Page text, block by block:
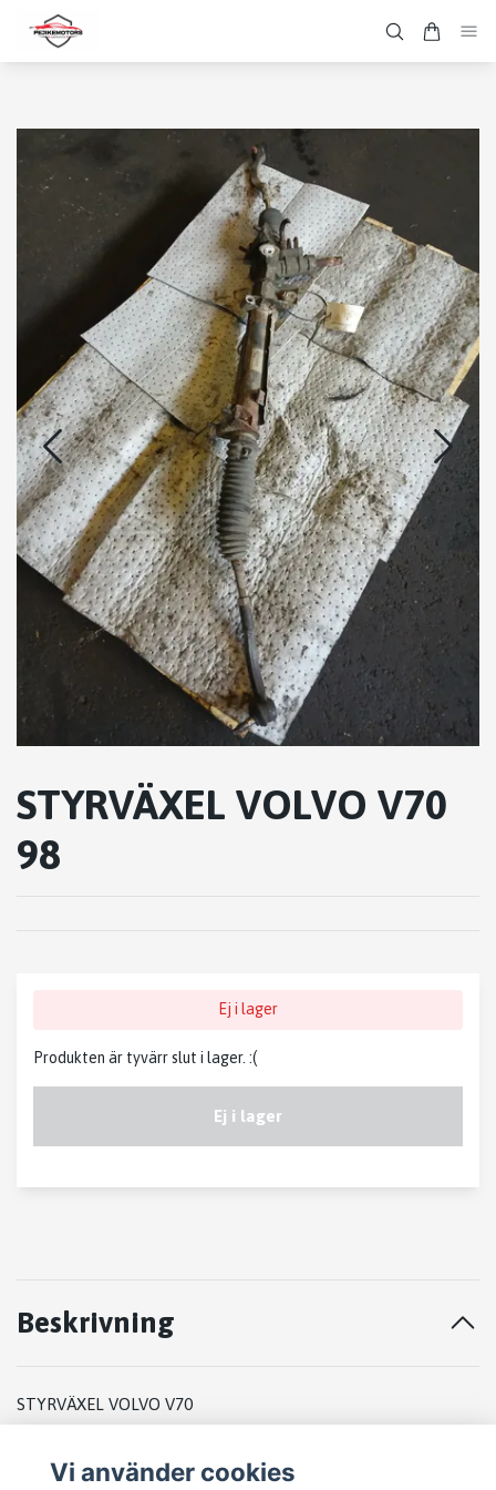
STYRVÄXEL VOLVO V70
98
Ej i lager
Produkten är tyvärr slut i lager. :(
Ej i lager
Beskrivning
STYRVÄXEL VOLVO V70
Vi använder cookies